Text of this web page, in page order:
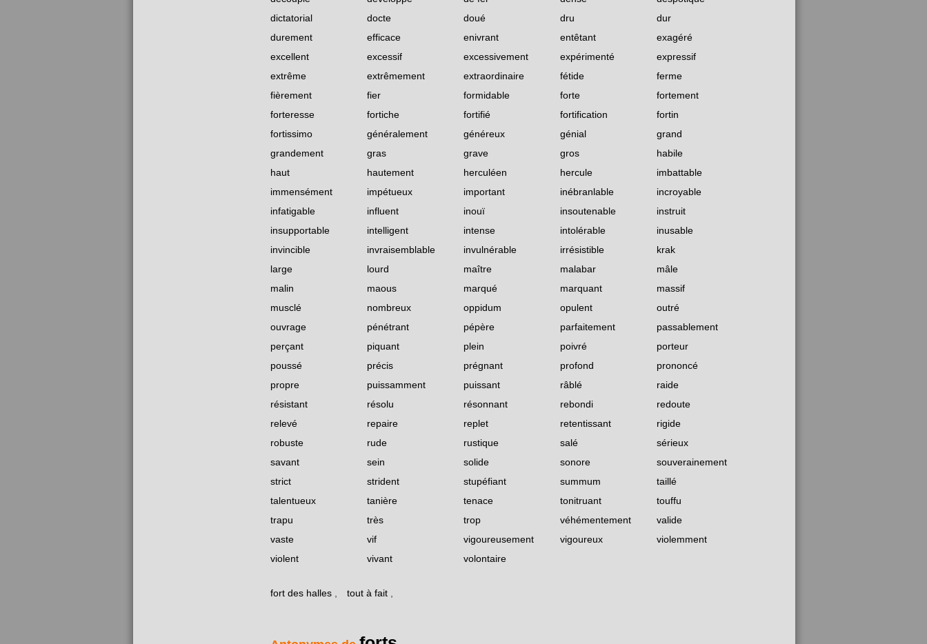
dictatorial
docte doué dru
dur
durement
efficace enivrant entêtant
exagéré
excellent
excessif excessivement expérimenté
expressif
extrême
extrêmement extraordinaire fétide
ferme
fièrement
fier formidable forte
fortement
forteresse
fortiche fortifié fortification
fortin
fortissimo
généralement généreux génial
grand
grandement
gras grave gros
habile
haut
hautement herculéen hercule
imbattable
immensément
impétueux important inébranlable
incroyable
infatigable
influent inouï insoutenable
instruit
insupportable
intelligent intense intolérable
inusable
invincible
invraisemblable invulnérable irrésistible
krak
large
lourd maître malabar
mâle
malin
maous marqué marquant
massif
musclé
nombreux oppidum opulent
outré
ouvrage
pénétrant pépère parfaitement
passablement
perçant
piquant plein poivré
porteur
poussé
précis prégnant profond
prononcé
propre
puissamment puissant râblé
raide
résistant
résolu résonnant rebondi
redoute
relevé
repaire replet retentissant
rigide
robuste
rude rustique salé
sérieux
savant
sein solide sonore
souverainement
strict
strident stupéfiant summum
taillé
talentueux
tanière tenace tonitruant
touffu
trapu
très trop véhémentement
valide
vaste
vif vigoureusement vigoureux
violemment
violent
vivant volontaire
fort des halles tout à fait